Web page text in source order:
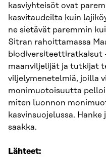
kasviyhteisöt ovat
kasvitaudeilta kuin
ne sietävät paremmin
Sitran rahoittamassa
biodiversiteettiratkaisut
maanviljelijät ja tutkijat
viljelymenetelmiä, joilla
monimuotoisuutta
miten luonnon
kasvinsuojelussa.
saakka.
Lähteet: